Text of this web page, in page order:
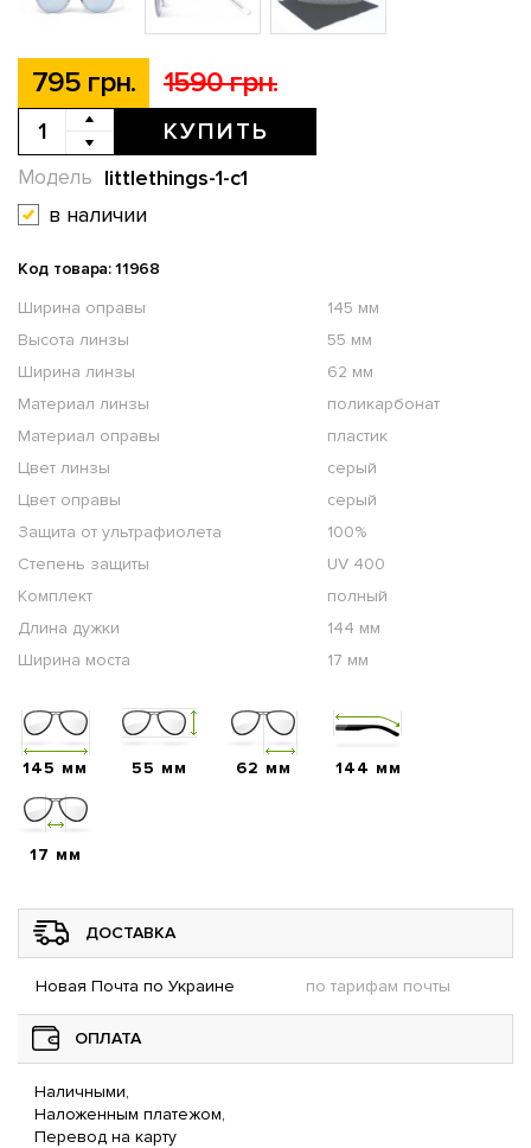
795 грн. 1590 грн.
КУПИТЬ
littlethings-1-c1
Модель
в наличии
Код товара: 11968
Ширина оправы
145 мм
Высота линзы
55 мм
Ширина линзы
62 мм
Материал линзы
поликарбонат
Материал оправы
пластик
Цвет линзы
серый
Цвет оправы
серый
Защита от ультрафиолета
100%
Степень защиты
UV 400
Комплект
полный
Длина дужки
144 мм
Ширина моста
17 мм
145 мм 55 мм 62 мм 144 мм
17 мм
ДОСТАВКА
Новая Почта по Украине по тарифам почты
ОПЛАТА
Наличными,
Наложенным платежом,
Перевод на карту